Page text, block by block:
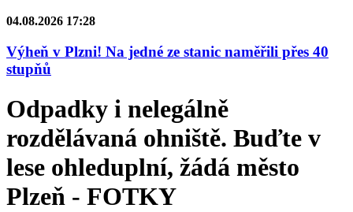
04.08.2026 17:28
Výheň v Plzni! Na jedné ze stanic naměřili přes 40
stupňů
Odpadky i nelegálně
rozdělávaná ohniště. Buďte v
lese ohleduplní, žádá město
Plzeň - FOTKY